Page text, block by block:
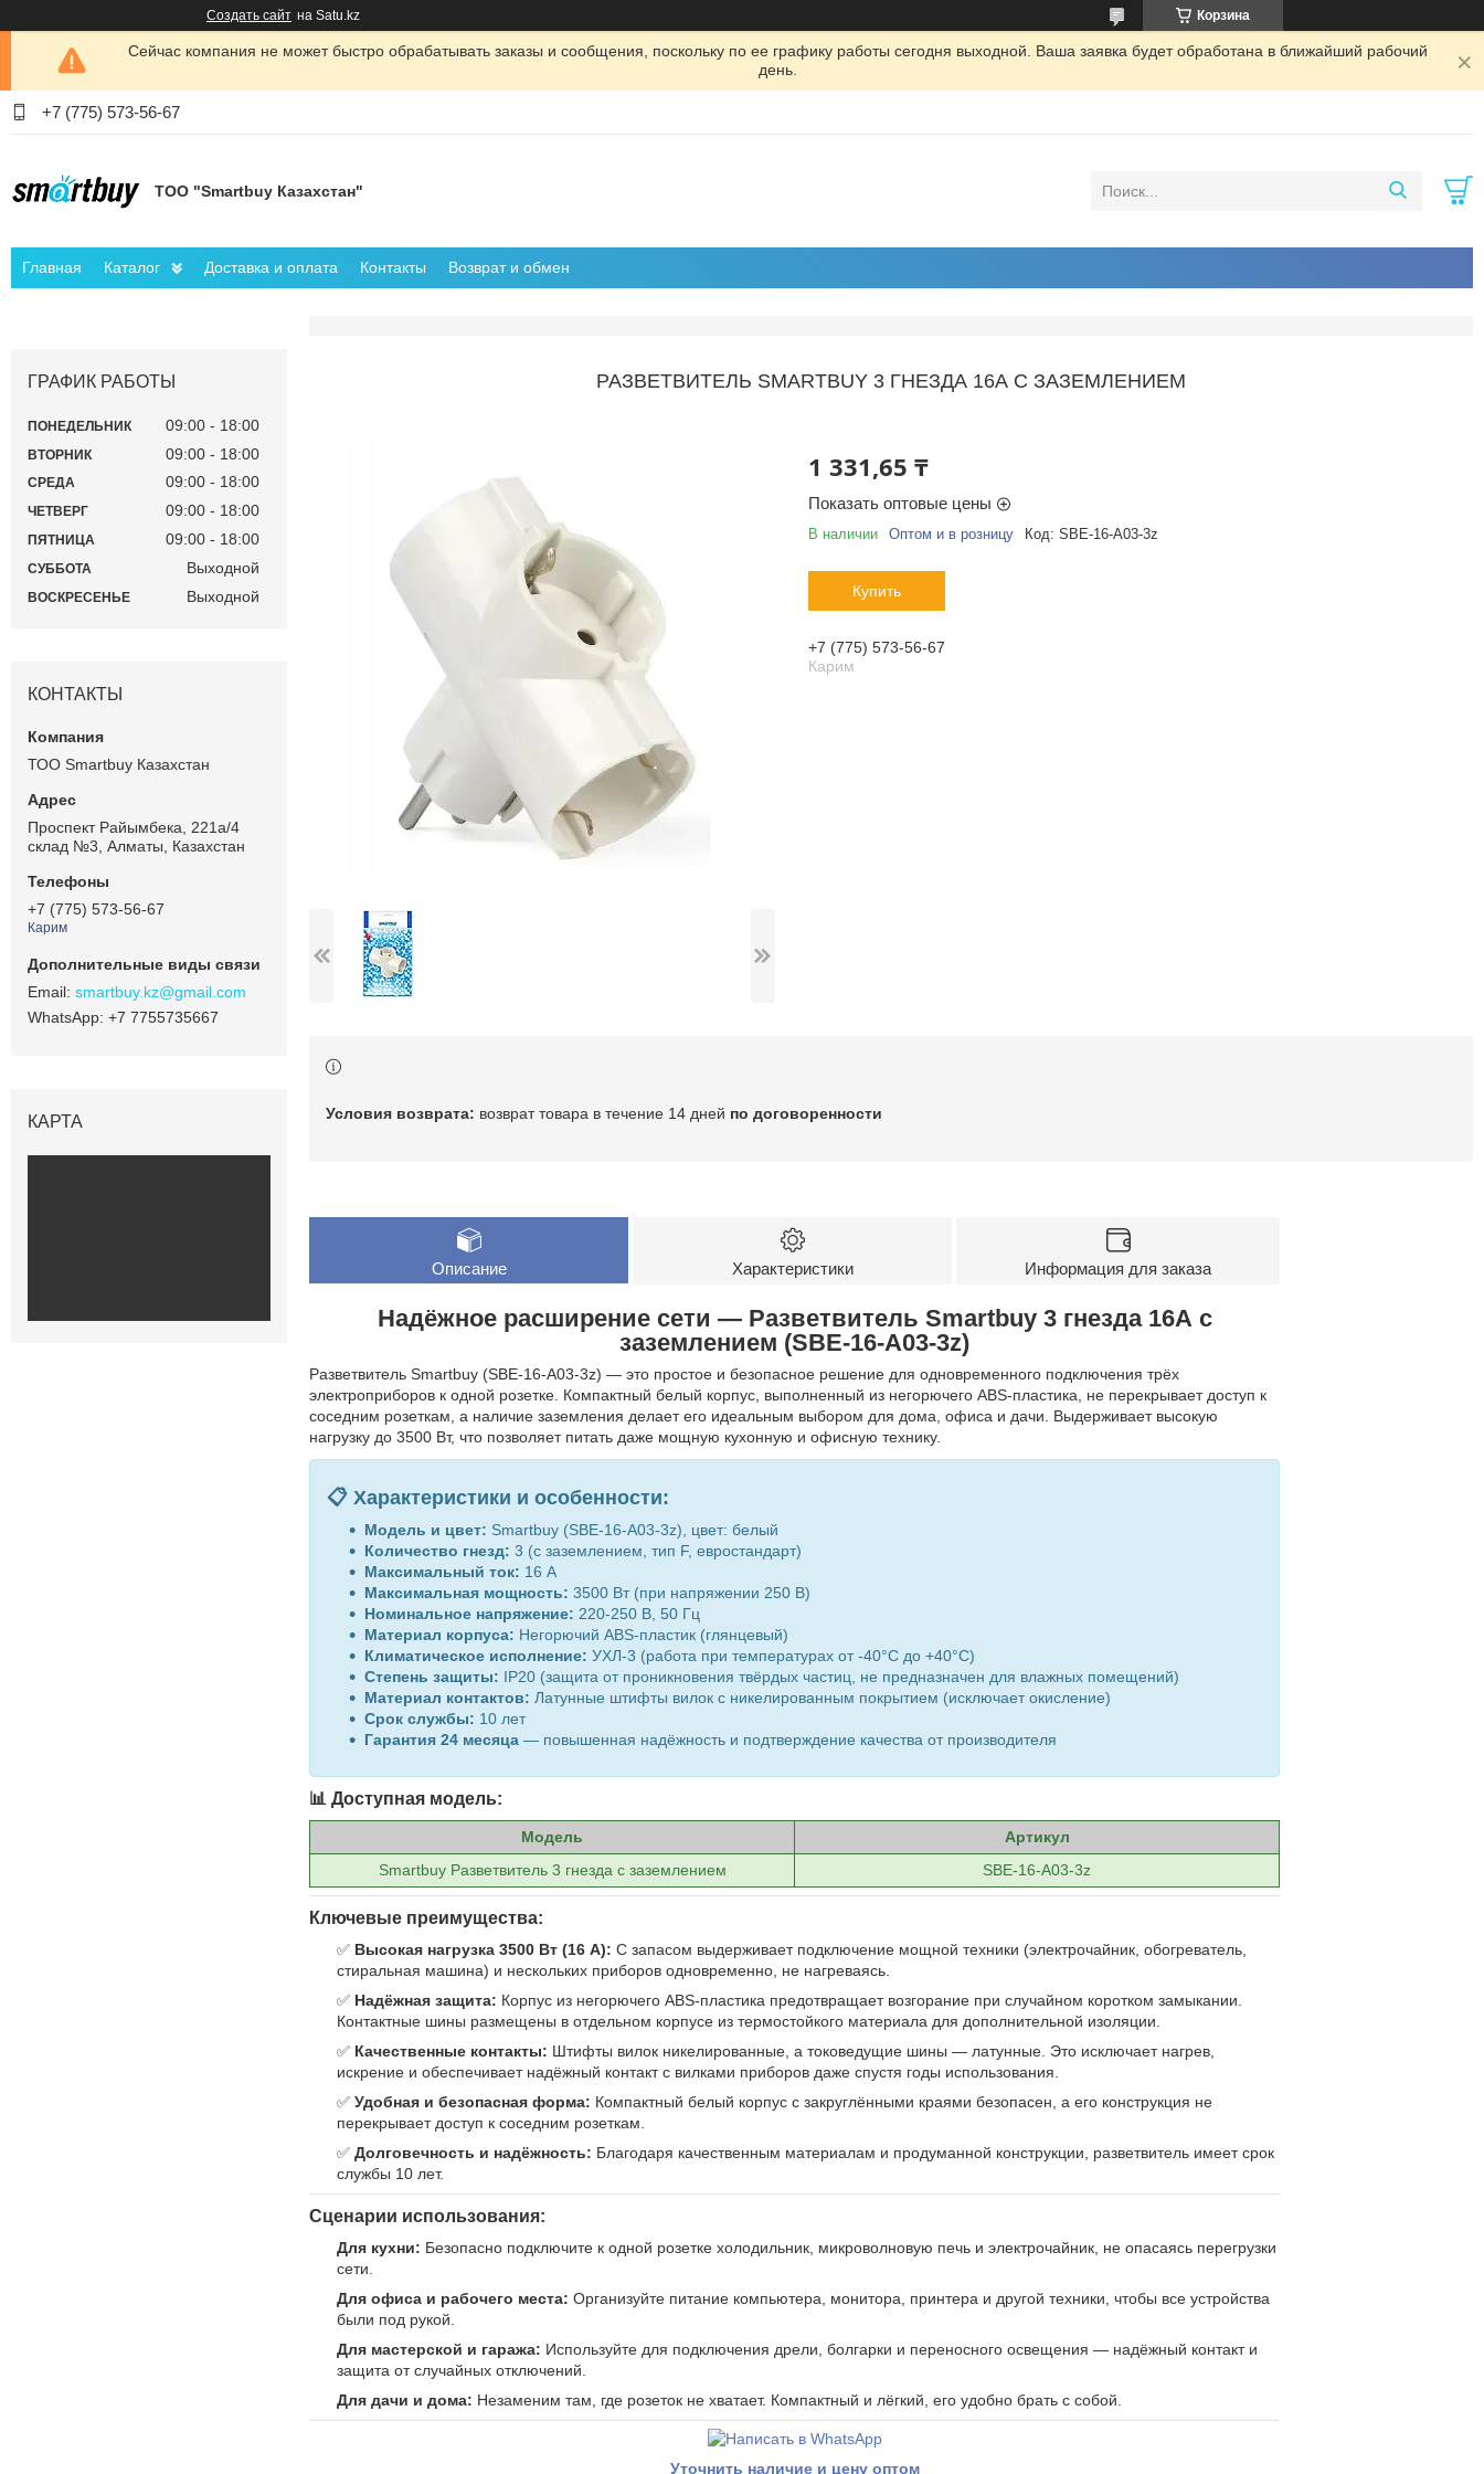
Создать сайт на Satu.kz Корзина
Сейчас компания не может быстро обрабатывать заказы и сообщения, поскольку по ее графику работы сегодня выходной. Ваша заявка будет обработана в ближайший рабочий
день.
+7 (775) 573-56-67
ТОО "Smartbuy Казахстан"
Главная Каталог Доставка и оплата Контакты Возврат и обмен
РАЗВЕТВИТЕЛЬ SMARTBUY 3 ГНЕЗДА 16А C ЗАЗЕМЛЕНИЕМ
1 331,65 ₸
Показать оптовые цены
В наличии Оптом и в розницу Код: SBE-16-A03-3z
Купить
+7 (775) 573-56-67
Карим
возврат товара в течение 14 дней по договоренности
Описание Характеристики Информация для заказа
Надёжное расширение сети — Разветвитель Smartbuy 3 гнезда 16А с
заземлением (SBE-16-A03-3z)
Разветвитель Smartbuy (SBE-16-A03-3z) — это простое и безопасное решение для одновременного подключения трёх
электроприборов к одной розетке. Компактный белый корпус, выполненный из негорючего ABS-пластика, не перекрывает доступ к
соседним розеткам, а наличие заземления делает его идеальным выбором для дома, офиса и дачи. Выдерживает высокую
нагрузку до 3500 Вт, что позволяет питать даже мощную кухонную и офисную технику.
📋 Характеристики и особенности:
Модель и цвет: Smartbuy (SBE-16-A03-3z), цвет: белый
Количество гнезд: 3 (с заземлением, тип F, евростандарт)
Максимальный ток: 16 А
Максимальная мощность: 3500 Вт (при напряжении 250 В)
Номинальное напряжение: 220-250 В, 50 Гц
Материал корпуса: Негорючий ABS-пластик (глянцевый)
Климатическое исполнение: УХЛ-3 (работа при температурах от -40°C до +40°C)
Степень защиты: IP20 (защита от проникновения твёрдых частиц, не предназначен для влажных помещений)
Материал контактов: Латунные штифты вилок с никелированным покрытием (исключает окисление)
Срок службы: 10 лет
Гарантия 24 месяца — повышенная надёжность и подтверждение качества от производителя
📊 Доступная модель:
Модель
Артикул
Smartbuy Разветвитель 3 гнезда с заземлением
SBE-16-A03-3z
Ключевые преимущества:
✅ Высокая нагрузка 3500 Вт (16 А): С запасом выдерживает подключение мощной техники (электрочайник, обогреватель,
стиральная машина) и нескольких приборов одновременно, не нагреваясь.
✅ Надёжная защита: Корпус из негорючего ABS-пластика предотвращает возгорание при случайном коротком замыкании.
Контактные шины размещены в отдельном корпусе из термостойкого материала для дополнительной изоляции.
✅ Качественные контакты: Штифты вилок никелированные, а токоведущие шины — латунные. Это исключает нагрев,
искрение и обеспечивает надёжный контакт с вилками приборов даже спустя годы использования.
✅ Удобная и безопасная форма: Компактный белый корпус с закруглёнными краями безопасен, а его конструкция не
перекрывает доступ к соседним розеткам.
✅ Долговечность и надёжность: Благодаря качественным материалам и продуманной конструкции, разветвитель имеет срок
службы 10 лет.
Сценарии использования:
Для кухни: Безопасно подключите к одной розетке холодильник, микроволновую печь и электрочайник, не опасаясь перегрузки
сети.
Для офиса и рабочего места: Организуйте питание компьютера, монитора, принтера и другой техники, чтобы все устройства
были под рукой.
Для мастерской и гаража: Используйте для подключения дрели, болгарки и переносного освещения — надёжный контакт и
защита от случайных отключений.
Для дачи и дома: Незаменим там, где розеток не хватает. Компактный и лёгкий, его удобно брать с собой.
Уточнить наличие и цену оптом
ГРАФИК РАБОТЫ
ПОНЕДЕЛЬНИК 09:00 18:00
ВТОРНИК 09:00 18:00
СРЕДА 09:00 18:00
ЧЕТВЕРГ 09:00 18:00
ПЯТНИЦА 09:00 18:00
СУББОТА Выходной
ВОСКРЕСЕНЬЕ Выходной
КОНТАКТЫ
ТОО Smartbuy Казахстан
Проспект Райымбека, 221а/4
склад №3, Алматы, Казахстан
+7 (775) 573-56-67
Карим
smartbuy.kz@gmail.com
+7 7755735667
КАРТА